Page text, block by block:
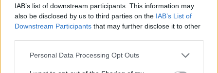
IAB’s list of downstream participants. This information may
also be disclosed by us to third parties on the IAB’s List of
Downstream Participants that may further disclose it to other
Personal Data Processing Opt Outs